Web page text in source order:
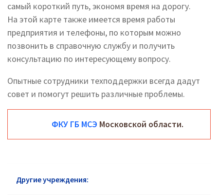
самый короткий путь, экономя время на дорогу.
На этой карте также имеется время работы
предприятия и телефоны, по которым можно
позвонить в справочную службу и получить
консультацию по интересующему вопросу.
Опытные сотрудники техподдержки всегда дадут
совет и помогут решить различные проблемы.
ФКУ ГБ МСЭ Московской области.
Другие учреждения: